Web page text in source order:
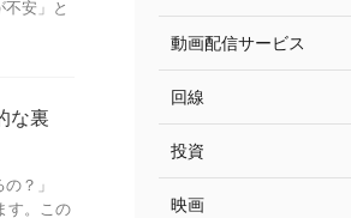
安」と
な裏
？」
す。この
動画配信サービス
回線
投資
映画